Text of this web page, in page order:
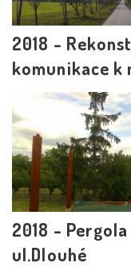
2018 -
komunikace k
2018 - Pergola
ul.Dlouhé